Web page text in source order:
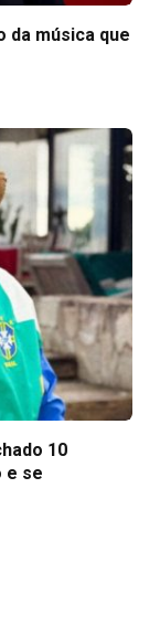
da música que
10
e se